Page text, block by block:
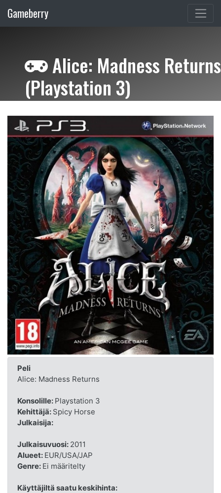
Gameberry
Alice: Madness Returns
(Playstation 3)
Peli
Alice: Madness Returns
Konsolille: Playstation 3
Kehittäjä: Spicy Horse
Julkaisija:
Julkaisuvuosi: 2011
Alueet: EUR/USA/JAP
Genre: Ei määritelty
Käyttäjiltä saatu keskihinta: